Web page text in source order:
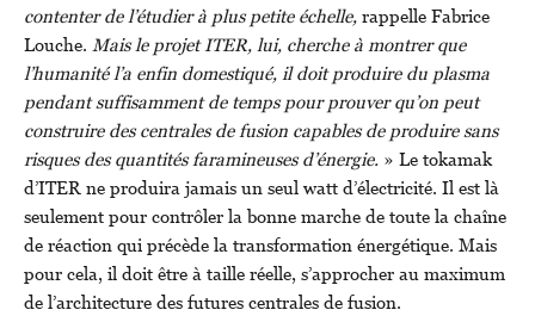
contenter de l’étudier à plus petite échelle,rappelle Fabrice
Louche. Mais le projet ITER, lui, cherche à montrer que
l’humanité l’a enfin domestiqué, il doit produire du plasma
pendant suffisamment de temps pour prouver qu’on peut
construire des centrales de fusion capables de produire sans
risques des quantités faramineuses d’énergie. » Le tokamak
d’ITER ne produira jamais un seul watt d’électricité. Il est là
seulement pour contrôler la bonne marche de toute la chaîne
de réaction qui précède la transformation énergétique. Mais
pour cela, il doit être à taille réelle, s’approcher au maximum
de l’architecture des futures centrales de fusion.